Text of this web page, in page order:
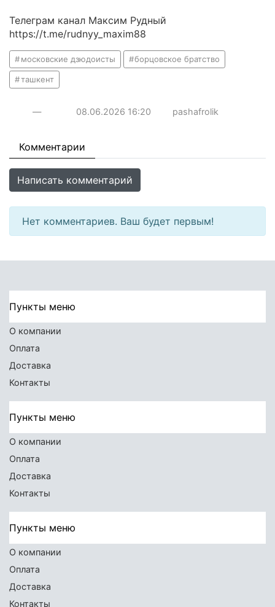
Телеграм канал Максим Рудный
https://t.me/rudnyy_maxim88
московские дзюдоисты борцовское братство
ташкент
— 08.06.2026 16:20 pashafrolik
Комментарии
Написать комментарий
Нет комментариев. Ваш будет первым!
Пункты меню
О компании
Оплата
Доставка
Контакты
Пункты меню
О компании
Оплата
Доставка
Контакты
Пункты меню
О компании
Оплата
Доставка
Контакты